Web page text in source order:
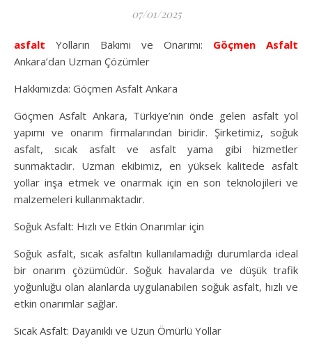
07/01/2025
asfalt Yolların Bakımı ve Onarımı: Göçmen Asfalt
Ankara’dan Uzman Çözümler
Hakkımızda: Göçmen Asfalt Ankara
Göçmen Asfalt Ankara, Türkiye’nin önde gelen asfalt yol
yapımı ve onarım firmalarından biridir. Şirketimiz, soğuk
asfalt, sıcak asfalt ve asfalt yama gibi hizmetler
sunmaktadır. Uzman ekibimiz, en yüksek kalitede asfalt
yollar inşa etmek ve onarmak için en son teknolojileri ve
malzemeleri kullanmaktadır.
Soğuk Asfalt: Hızlı ve Etkin Onarımlar için
Soğuk asfalt, sıcak asfaltın kullanılamadığı durumlarda ideal
bir onarım çözümüdür. Soğuk havalarda ve düşük trafik
yoğunluğu olan alanlarda uygulanabilen soğuk asfalt, hızlı ve
etkin onarımlar sağlar.
Sıcak Asfalt: Dayanıklı ve Uzun Ömürlü Yollar